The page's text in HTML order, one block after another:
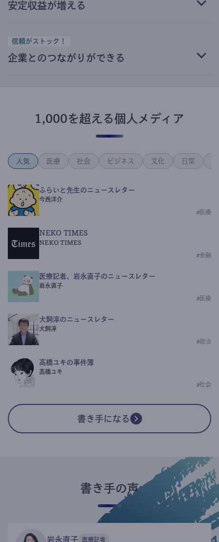
安定収益が増える
信頼がストック！
企業とのつながりができる
1,000を超える個人メディア
人気 医療 社会 ビジネス 文化 日常
ふらいと先生のニュースレター
今西洋介
# 医療
NEKO TIMES
NEKO TIMES
#金融
医療記者、岩永直子のニュースレター
岩永直子
# 医療
犬飼淳のニュースレター
犬飼淳
#政治
高橋ユキの事件簿
高橋ユキ
#社会
書き手になる
書き手の声
岩永直子 医療記者